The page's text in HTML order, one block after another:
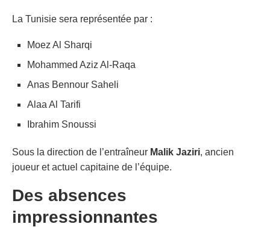
La Tunisie sera représentée par :
Moez Al Sharqi
Mohammed Aziz Al-Raqa
Anas Bennour Saheli
Alaa Al Tarifi
Ibrahim Snoussi
Sous la direction de l’entraîneur Malik Jaziri, ancien
joueur et actuel capitaine de l’équipe.
Des absences
impressionnantes